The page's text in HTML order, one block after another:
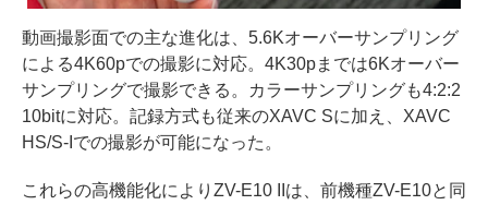
動画撮影面での主な進化は、5.6Kオーバーサンプリング
による4K60pでの撮影に対応。4K30pまでは6Kオーバー
サンプリングで撮影できる。カラーサンプリングも4:2:2
10bitに対応。記録方式も従来のXAVC Sに加え、XAVC
HS/S-Iでの撮影が可能になった。
これらの高機能化によりZV-E10 IIは、前機種ZV-E10と同